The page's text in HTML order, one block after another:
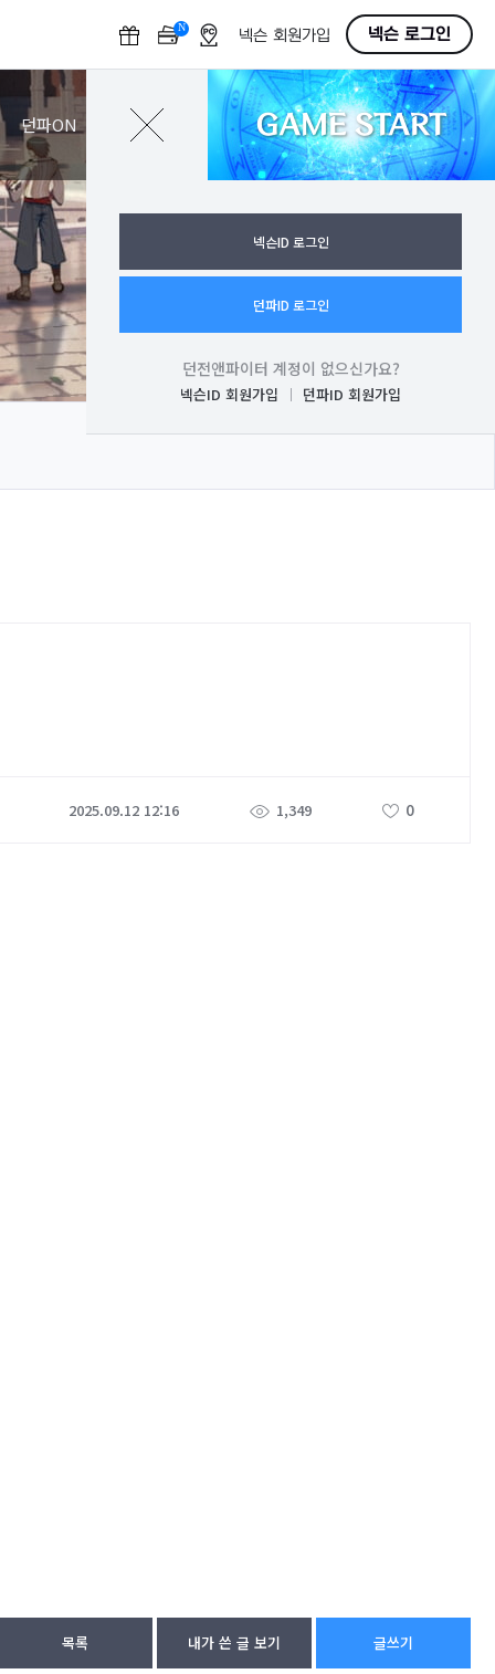
N
F
넥슨 회원가입 넥슨 로그인
던파ON GAME START
로그인
넥슨ID 로그인
던파ID 로그인
던전앤파이터 계정이 없으신가요?
넥슨ID 회원가입 던파ID 회원가입
2025.09.12 12:16 1,349 0
목록 내가 쓴 글 보기 글쓰기